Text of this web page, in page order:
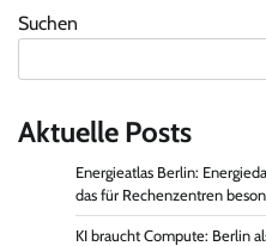
Suchen
Aktuelle Posts
Energieatlas Berlin:
das für Rechenzentren
KI braucht Compute: Berlin